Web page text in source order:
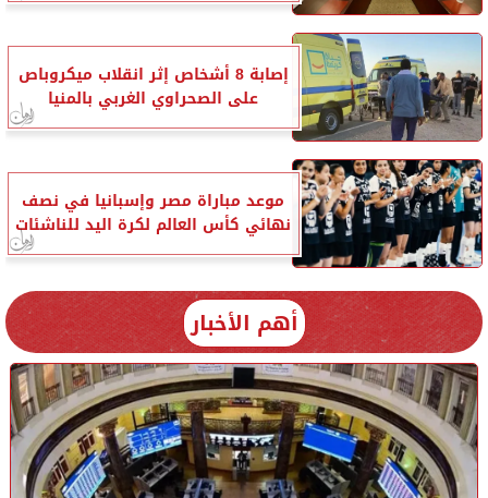
إصابة 8 أشخاص إثر انقلاب ميكروباص
على الصحراوي الغربي بالمنيا
موعد مباراة مصر وإسبانيا في نصف
نهائي كأس العالم لكرة اليد للناشئات
أهم الأخبار